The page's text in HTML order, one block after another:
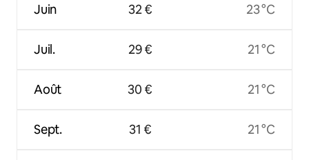
Juin
Juil.
Août
Sept.
32 €
29 €
30 €
31 €
23 °C
21 °C
21 °C
21 °C